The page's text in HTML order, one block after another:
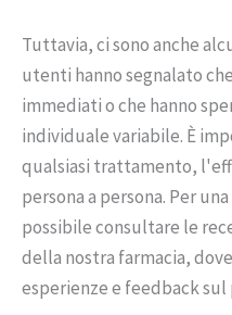
Tuttavia, ci sono anche
utenti hanno segnalato
immediati o che hanno
individuale variabile. È
qualsiasi trattamento,
persona a persona. Per
possibile consultare le
della nostra farmacia,
esperienze e feedback